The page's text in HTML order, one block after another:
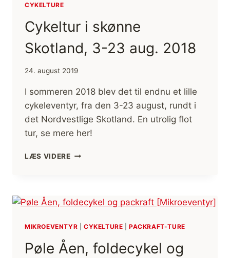
15
2019
CYKELTURE
Cykeltur i skønne
Skotland, 3-23 aug. 2018
24. august 2019
I sommeren 2018 blev det til endnu et lille
cykeleventyr, fra den 3-23 august, rundt i
det Nordvestlige Skotland. En utrolig flot
tur, se mere her!
LÆS VIDERECYKELTUR
23
2018
MIKROEVENTYR CYKELTURE |PACKRAFT-TURE
Pøle Åen, foldecykel og